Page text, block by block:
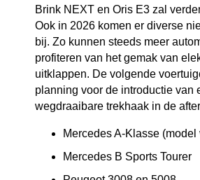
Brink NEXT en Oris E3 zal
Ook in 2026 komen er diverse
bij. Zo kunnen steeds meer
profiteren van het gemak van
uitklappen. De volgende
planning voor de introductie van
wegdraaibare trekhaak in de
Mercedes A-Klasse (model
Mercedes B Sports Tourer